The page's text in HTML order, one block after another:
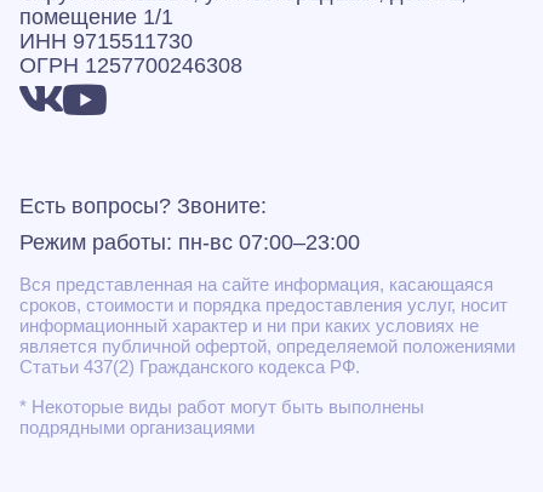
помещение 1/1
ИНН 9715511730
ОГРН 1257700246308
Есть вопросы? Звоните:
Режим работы: пн-вс 07:00–23:00
Вся представленная на сайте информация, касающаяся
сроков, стоимости и порядка предоставления услуг, носит
информационный характер и ни при каких условиях не
является публичной офертой, определяемой положениями
Статьи 437(2) Гражданского кодекса РФ.
* Некоторые виды работ могут быть выполнены
подрядными организациями